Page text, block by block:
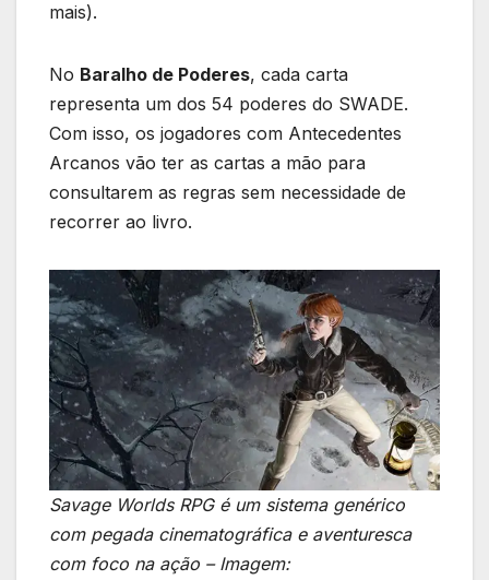
mais).
No Baralho de Poderes, cada carta
representa um dos 54 poderes do SWADE.
Com isso, os jogadores com Antecedentes
Arcanos vão ter as cartas a mão para
consultarem as regras sem necessidade de
recorrer ao livro.
Savage Worlds RPG é um sistema genérico
com pegada cinematográfica e aventuresca
com foco na ação – Imagem: